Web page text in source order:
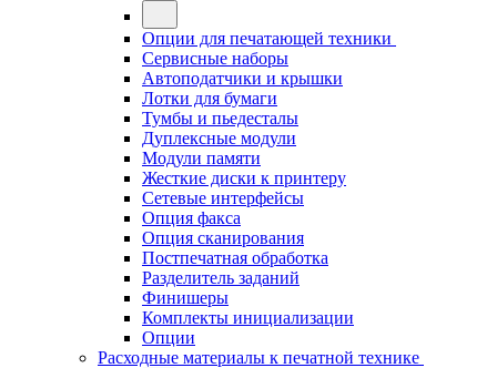
Опции для печатающей техники
Сервисные наборы
Автоподатчики и крышки
Лотки для бумаги
Тумбы и пьедесталы
Дуплексные модули
Модули памяти
Жесткие диски к принтеру
Сетевые интерфейсы
Опция факса
Опция сканирования
Постпечатная обработка
Разделитель заданий
Финишеры
Комплекты инициализации
Опции
Расходные материалы к печатной технике